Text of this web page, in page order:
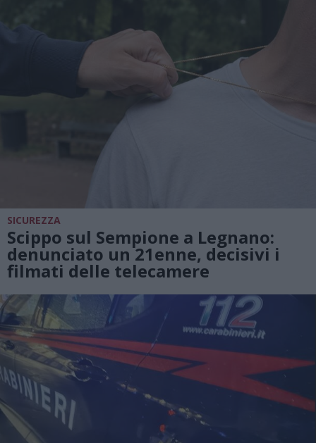
SICUREZZA
Scippo sul Sempione a Legnano:
denunciato un 21enne, decisivi i
filmati delle telecamere